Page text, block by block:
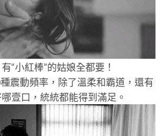
小紅棒”的姑娘全都要！
震動頻率，除了溫柔和霸道，還有
壹口，統統都能得到滿足。